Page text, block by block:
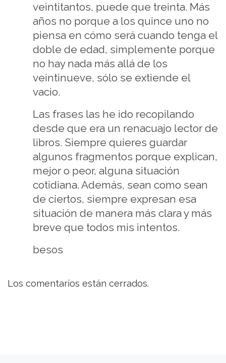
veintitantos, puede que treinta. Más
años no porque a los quince uno no
piensa en cómo será cuando tenga el
doble de edad, simplemente porque
no hay nada más allá de los
veintinueve, sólo se extiende el
vacio.
Las frases las he ido recopilando
desde que era un renacuajo lector de
libros. Siempre quieres guardar
algunos fragmentos porque explican,
mejor o peor, alguna situación
cotidiana. Además, sean como sean
de ciertos, siempre expresan esa
situación de manera más clara y más
breve que todos mis intentos.
besos
Los comentarios están cerrados.